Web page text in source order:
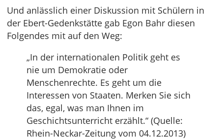
Und anlässlich einer Diskussion mit Schülern in
der Ebert-Gedenkstätte gab Egon Bahr diesen
Folgendes mit auf den Weg:
„In der internationalen Politik geht es
nie um Demokratie oder
Menschenrechte. Es geht um die
Interessen von Staaten. Merken Sie sich
das, egal, was man Ihnen im
Geschichtsunterricht erzählt.“ (Quelle:
Rhein-Neckar-Zeitung vom 04.12.2013)